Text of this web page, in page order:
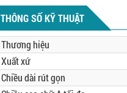
THÔNG SỐ KỸ THUẬT
Thương hiệu
Xuất xứ
Chiều dài rút gọn